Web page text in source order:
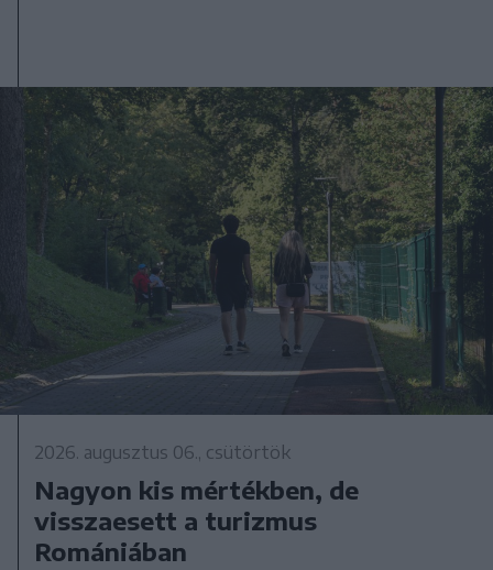
2026. augusztus 06., csütörtök
Nagyon kis mértékben, de
visszaesett a turizmus
Romániában